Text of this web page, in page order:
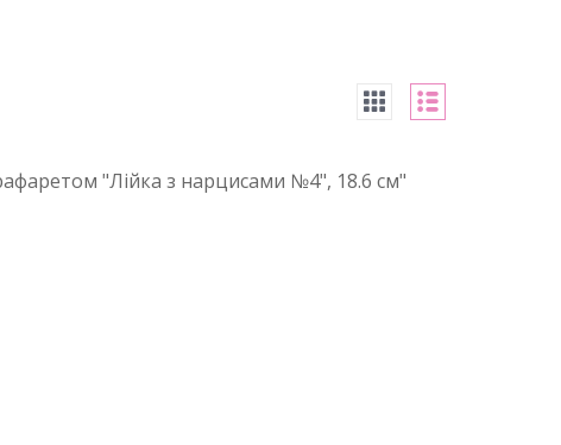
"Лійка з нарцисами №4", 18.6 см"